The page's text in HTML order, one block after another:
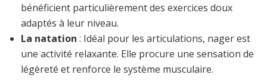
bénéficient particulièrement des exercices doux
adaptés à leur niveau.
La natation : Idéal pour les articulations, nager est
une activité relaxante. Elle procure une sensation de
légèreté et renforce le système musculaire.